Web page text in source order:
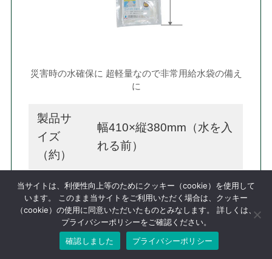
災害時の水確保に 超軽量なので非常用給水袋の備え
に
製品サ
イズ
（約）
幅410×縦380mm（水を入
れる前）
容量
（約）
10L
本体容器：PET＋ナイロ
ン＋ポリエチレン（3層）
当サイトは、利便性向上等のためにクッキー（cookie）を使用して
います。 このまま当サイトをご利用いただく場合は、クッキー
（cookie）の使用に同意いただいたものとみなします。 詳しくは、
プライバシーポリシーをご確認ください。
確認しました
プライバシーポリシー